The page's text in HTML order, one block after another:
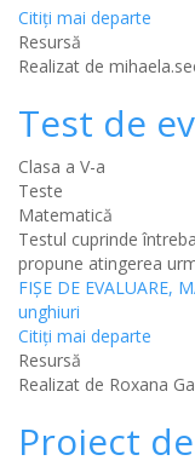
Citiţi mai departe
Resursă
Realizat de
Test de
Clasa a V-a
Teste
Matematică
Testul cuprinde
propune atingerea
FIȘE DE EVALUARE,
unghiuri
Citiţi mai departe
Resursă
Realizat de Roxana
Proiect